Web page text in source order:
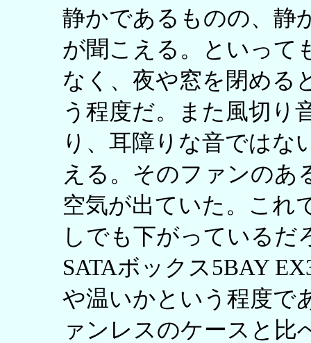
静かであるものの、静
が聞こえる。といって
なく、夜や窓を閉める
う程度だ。また風切り
り、耳障りな音ではな
える。そのファンのあ
空気が出ていた。これ
しでも下がっているだ
SATAボックス5BAY
や温いかという程度で
ァンレスのケースと比